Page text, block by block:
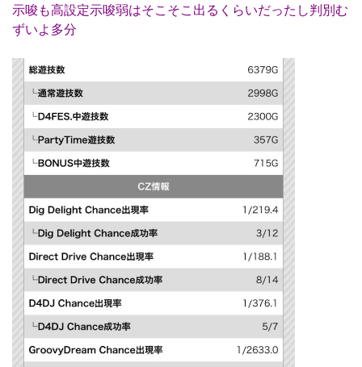
示唆も高設定示唆弱はそこそこ出るくらいだったし判別む
ずいよ多分